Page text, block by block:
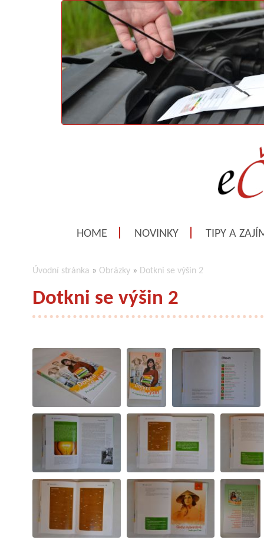
HOME NOVINKY TIPY A
Úvodní stránka » Obrázky » Dotkni se výšin 2
Dotkni se výšin 2